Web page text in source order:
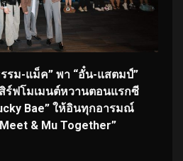
รม-แม็ค” พา “อั๋น-แสตมป์”
ร์ฟโมเมนต์หวานตอนแรกซี
Bae” ให้อินทุกอารมณ์
& Mu Together”